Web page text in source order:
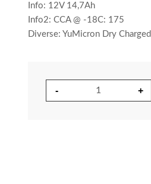
Info: 12V 14,7Ah
Info2: CCA @ -18C: 175
Diverse: YuMicron Dry Charged